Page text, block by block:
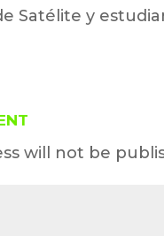
Satélite y
will not be